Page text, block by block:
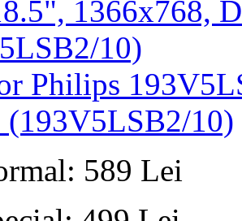
Philips
(193V5LSB2/10)
589 Lei